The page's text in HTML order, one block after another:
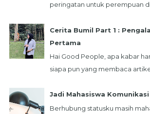
peringatan untuk perempuan
Peringatan ini m...
Cerita Bumil Part 1 :
Pertama
Hai Good People, apa kabar
siapa pun yang membaca
aku ...
Jadi Mahasiswa Komunikasi
Berhubung statusku masih